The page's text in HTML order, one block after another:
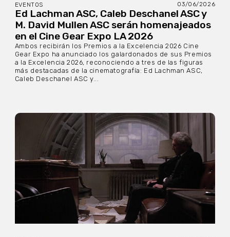
EVENTOS 03/06/2026
Ed Lachman ASC, Caleb Deschanel ASC y
M. David Mullen ASC serán homenajeados
en el Cine Gear Expo LA 2026
Ambos recibirán los Premios a la Excelencia 2026 Cine
Gear Expo ha anunciado los galardonados de sus Premios
a la Excelencia 2026, reconociendo a tres de las figuras
más destacadas de la cinematografía: Ed Lachman ASC,
Caleb Deschanel ASC y...